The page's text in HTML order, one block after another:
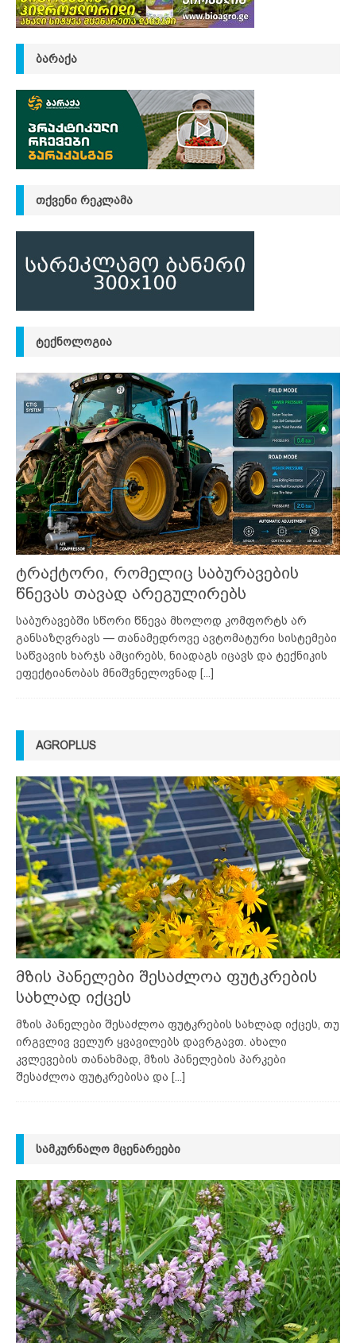
ᲑᲐᲠᲐᲥᲐ
ᲗᲥᲕᲔᲜᲘ ᲠᲔᲙᲚᲐᲛᲐ
ᲢᲔᲥᲜᲝᲚᲝᲒᲘᲐ
ტრაქტორი, რომელიც საბურავების
წნევას თავად არეგულირებს
საბურავებში სწორი წნევა მხოლოდ კომფორტს არ
განსაზღვრავს — თანამედროვე ავტომატური სისტემები
საწვავის ხარჯს ამცირებს, ნიადაგს იცავს და ტექნიკის
ეფექტიანობას მნიშვნელოვნად [...]
AGROPLUS
მზის პანელები შესაძლოა ფუტკრების
სახლად იქცეს
მზის პანელები შესაძლოა ფუტკრების სახლად იქცეს, თუ
ირგვლივ ველურ ყვავილებს დავრგავთ. ახალი
კვლევების თანახმად, მზის პანელების პარკები
შესაძლოა ფუტკრებისა და [...]
ᲡᲐᲛᲙᲣᲠᲜᲐᲚᲝ ᲛᲪᲔᲜᲐᲠᲔᲔᲑᲘ